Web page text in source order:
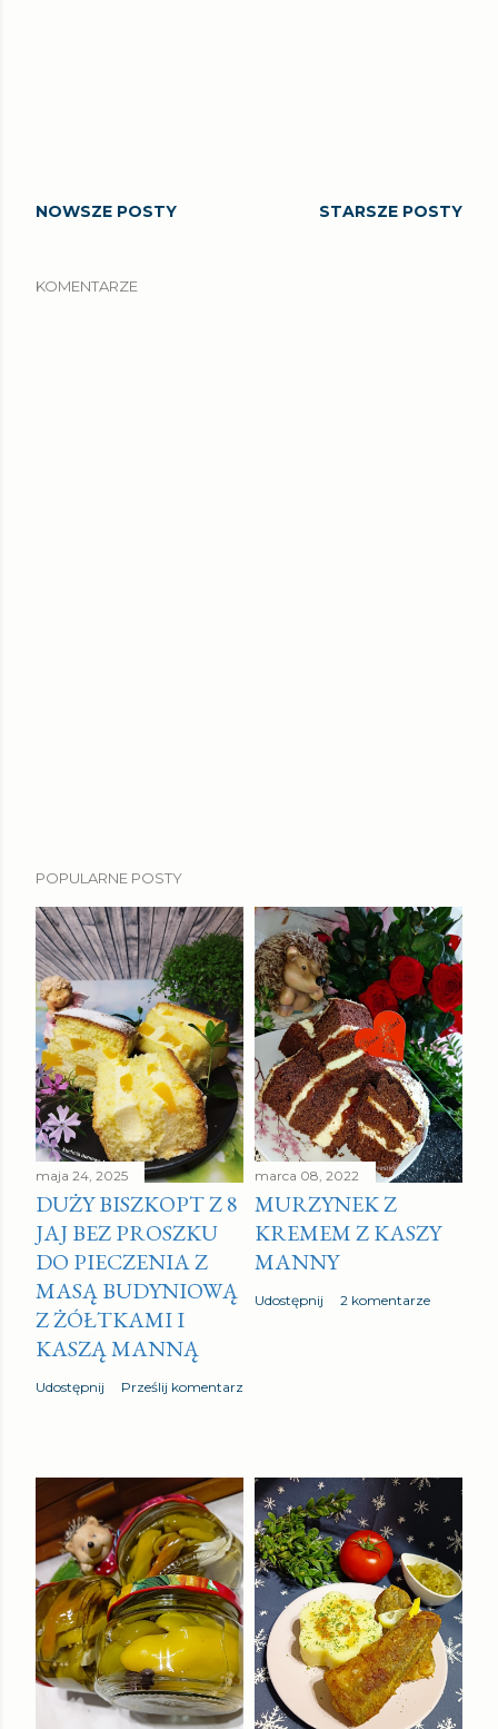
NOWSZE POSTY STARSZE POSTY
KOMENTARZE
POPULARNE POSTY
maja 24, 2025
DUŻY BISZKOPT Z 8
JAJ BEZ PROSZKU
DO PIECZENIA Z
MASĄ BUDYNIOWĄ
Z ŻÓŁTKAMI I
KASZĄ MANNĄ
Udostępnij Prześlij komentarz
marca 08, 2022
MURZYNEK Z
KREMEM Z KASZY
MANNY
Udostępnij 2 komentarze